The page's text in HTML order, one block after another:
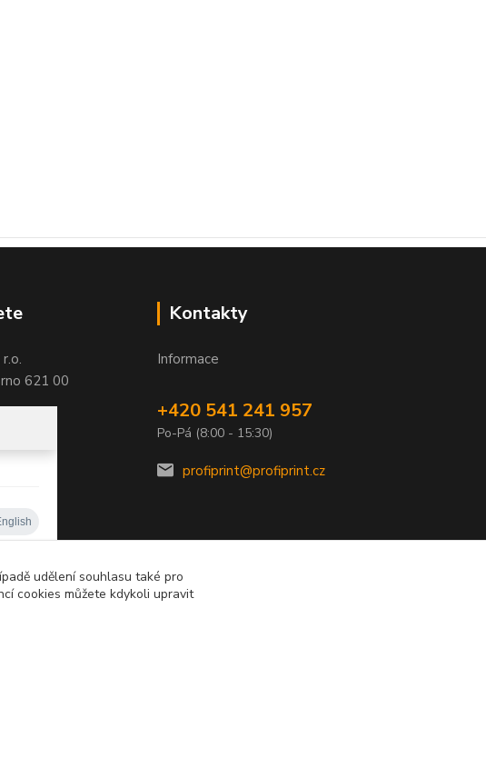
621 00
Kontakty
Informace
+420 541 241 957
Po-Pá (8:00 - 15:30)
profiprint@profiprint.cz
udělení souhlasu také pro
cookies můžete kdykoli upravit